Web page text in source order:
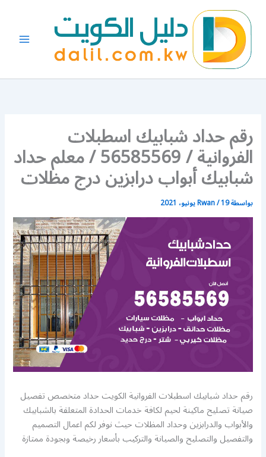
المحتوى
رقم حداد شبابيك اسطبلات
الفروانية / 56585569 / معلم حداد
شبابيك أبواب درابزين درج مظلات
بواسطة Rwan/19 يونيو، 2021
رقم حداد شبابيك اسطبلات الفروانية الكويت حداد متخصص تفصيل
صيانة تصليح ماكينة لحيم لكافة خدمات الحدادة المتعلقة بالشبابيك
والأبواب والدرابزين وحداد المظلات حيث نوفر لكم اعمال التصميم
والتفصيل والتصليح والصيانة والتركيب بأسعار رخيصة وبجودة ممتازة